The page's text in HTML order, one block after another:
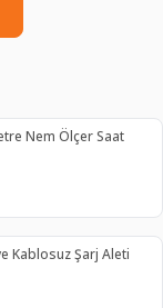
Nem Ölçer Saat
Kablosuz Şarj Aleti